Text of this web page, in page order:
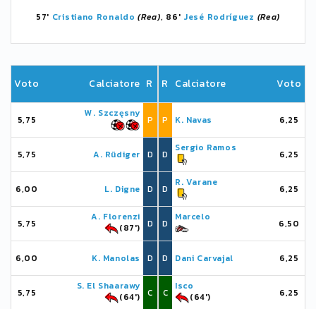
57' Cristiano Ronaldo (Rea), 86' Jesé Rodríguez (Rea)
Voto Calciatore R
5,75
W. Szczęsny
P
5,75 A. Rüdiger D
6,00 L. Digne D
5,75
A. Florenzi
(87')
D
6,00 K. Manolas D
5,75
S. El Shaarawy
(64')
C
R Calciatore Voto
P K. Navas 6,25
D
Sergio Ramos
6,25
D
R. Varane
6,25
D
Marcelo
6,50
D Dani Carvajal 6,25
C
Isco
(64')
6,25